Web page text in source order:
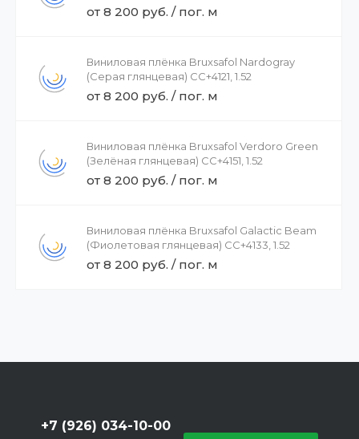
от 8 200 руб. / пог. м
Виниловая плёнка Bruxsafol Nardogray
(Серая глянцевая) CC+4121, 1.52
от 8 200 руб. / пог. м
Виниловая плёнка Bruxsafol Verdoro Green
(Зелёная глянцевая) CC+4151, 1.52
от 8 200 руб. / пог. м
Виниловая плёнка Bruxsafol Galactic Beam
(Фиолетовая глянцевая) CC+4133, 1.52
от 8 200 руб. / пог. м
+7 (926) 034-10-00